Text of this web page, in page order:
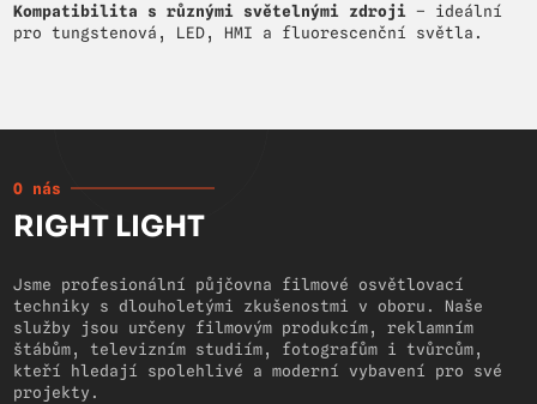
Kompatibilita s různými světelnými zdroji – ideální
pro tungstenová, LED, HMI a fluorescenční světla.
O nás
RIGHT LIGHT
Jsme profesionální půjčovna filmové osvětlovací
techniky s dlouholetými zkušenostmi v oboru. Naše
služby jsou určeny filmovým produkcím, reklamním
štábům, televizním studiím, fotografům i tvůrcům,
kteří hledají spolehlivé a moderní vybavení pro své
projekty.